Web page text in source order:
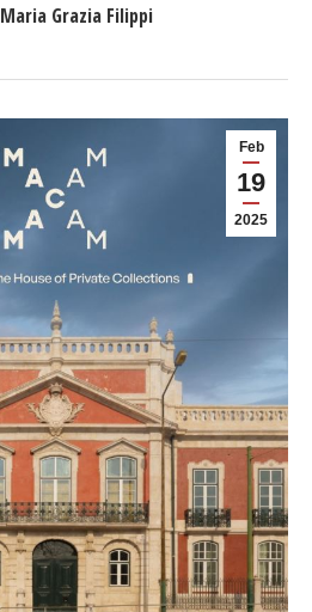
Feb
19
2025
Maria Grazia Filippi